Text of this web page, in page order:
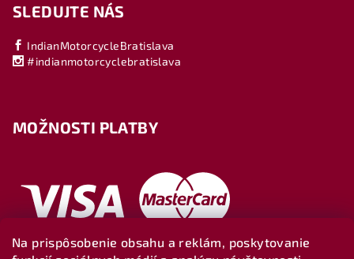
Na prispôsobenie obsahu a reklám, poskytovanie
SLEDUJTE NÁS
IndianMotorcycleBratislava
#indianmotorcyclebratislava
MOŽNOSTI PLATBY